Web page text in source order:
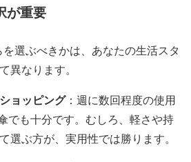
が重要
選ぶべきかは、あなたの生活スタ
異なります。
ョッピング：週に数回程度の使用
でも十分です。むしろ、軽さや持
選ぶ方が、実用性では勝ります。